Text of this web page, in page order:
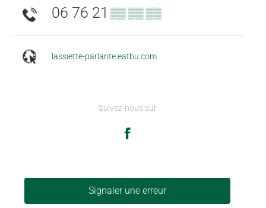
06 76 21 ▒▒ ▒▒ ▒▒
lassiette-parlante.eatbu.com
Suivez-nous sur
Signaler une erreur